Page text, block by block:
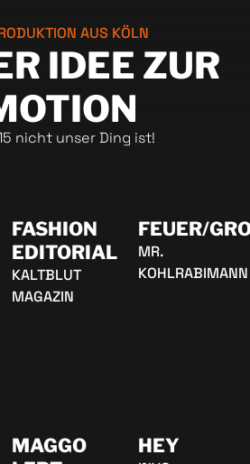
AUS KÖLN
IDEE ZUR
nicht unser Ding ist!
FASHION
EDITORIAL
KALTBLUT
MAGAZIN
FEUER/
MR.
KOHLRABIMANN
MAGGO
HEY